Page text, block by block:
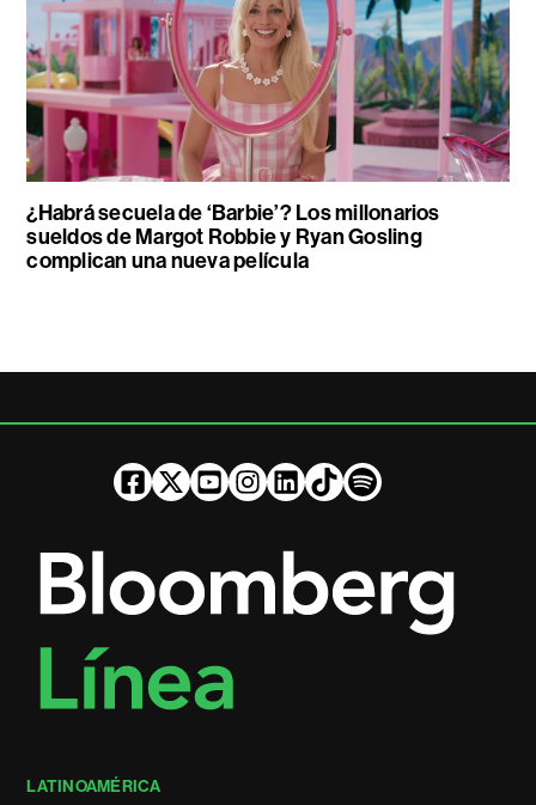
¿Habrá secuela de ‘Barbie’? Los millonarios
sueldos de Margot Robbie y Ryan Gosling
complican una nueva película
LATINOAMÉRICA